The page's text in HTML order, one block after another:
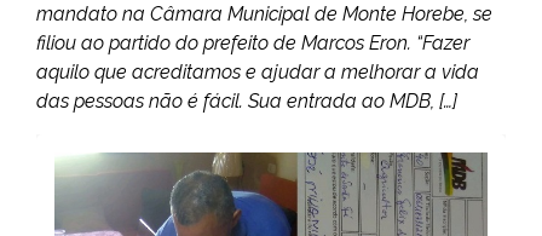
mandato na Câmara Municipal de Monte Horebe, se
filiou ao partido do prefeito de Marcos Eron. “Fazer
aquilo que acreditamos e ajudar a melhorar a vida
das pessoas não é fácil. Sua entrada ao MDB, […]